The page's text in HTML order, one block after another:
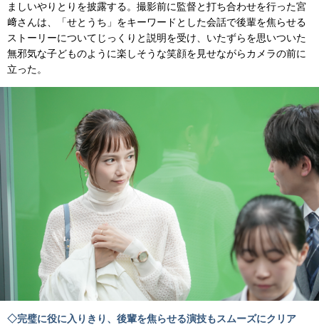
ましいやりとりを披露する。撮影前に監督と打ち合わせを行った宮
﨑さんは、「せとうち」をキーワードとした会話で後輩を焦らせる
ストーリーについてじっくりと説明を受け、いたずらを思いついた
無邪気な子どものように楽しそうな笑顔を見せながらカメラの前に
立った。
◇完璧に役に入りきり、後輩を焦らせる演技もスムーズにクリア